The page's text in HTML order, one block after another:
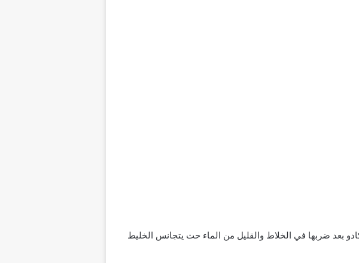
بعد ضربها في الخلاط والقليل من الماء حت يتجانس الخليط